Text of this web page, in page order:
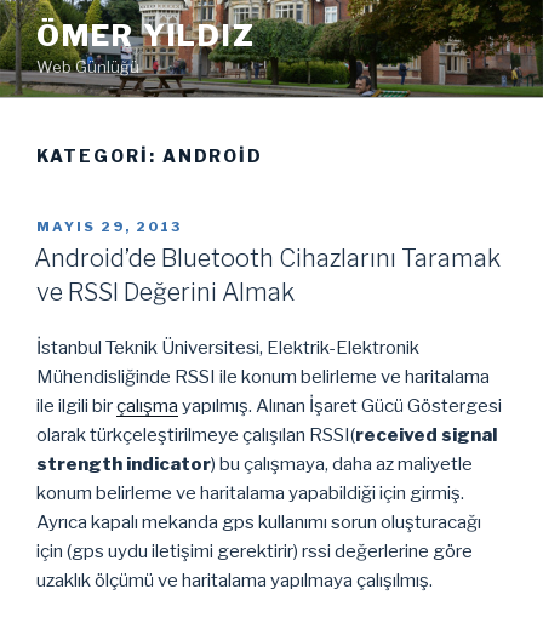
İçeriğe
geç ÖMER YILDIZ
Web Günlüğü
KATEGORI: ANDROID
YAYIM
TARIHI
MAYIS 29, 2013
Android’de Bluetooth Cihazlarını Taramak
ve RSSI Değerini Almak
İstanbul Teknik Üniversitesi, Elektrik-Elektronik
Mühendisliğinde RSSI ile konum belirleme ve haritalama
ile ilgili birçalışma yapılmış. Alınan İşaret Gücü Göstergesi
olarak türkçeleştirilmeye çalışılan RSSI(received signal
strength indicator) bu çalışmaya, daha az maliyetle
konum belirleme ve haritalama yapabildiği için girmiş.
Ayrıca kapalı mekanda gps kullanımı sorun oluşturacağı
için (gps uydu iletişimi gerektirir) rssi değerlerine göre
uzaklık ölçümü ve haritalama yapılmaya çalışılmış.